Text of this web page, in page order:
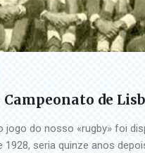
de
jogo do nosso «rugby» foi
1928, seria quinze anos